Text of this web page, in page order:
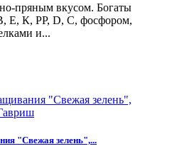
пряным вкусом. Богаты
Е, К, PP, D, С, фосфором,
и...
"Свежая зелень",...